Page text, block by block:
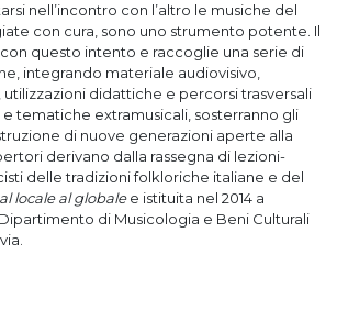
nell’incontro con l’altro le musiche del
con cura, sono uno strumento potente. Il
questo intento e raccoglie una serie di
integrando materiale audiovisivo,
didattiche e percorsi trasversali
tematiche extramusicali, sosterranno gli
di nuove generazioni aperte alla
derivano dalla rassegna di lezioni-
delle tradizioni folkloriche italiane e del
locale al globalee istituita nel 2014 a
di Musicologia e Beni Culturali